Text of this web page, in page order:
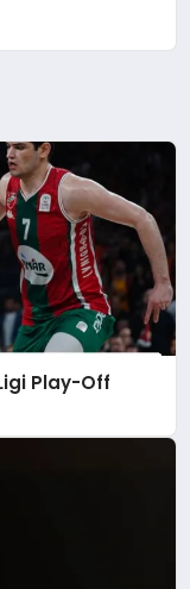
Play-Off